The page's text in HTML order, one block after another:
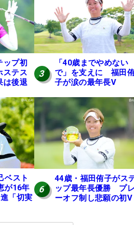
ップ初
テス
は後退
3
「40歳までやめない
で」を支えに 福田
子が涙の最年長V
ベスト
が16年
「切実
6
44歳・福田侑子がス
ップ最年長優勝 プ
ーオフ制し悲願の初V